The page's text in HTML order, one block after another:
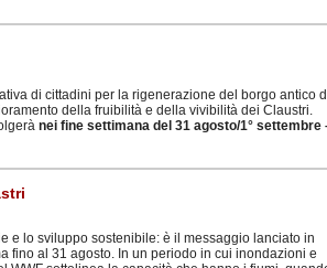
di cittadini per la rigenerazione del borgo antico
della fruibilità e della vivibilità dei Claustri.
nei fine settimana del 31 agosto/1° settembre
e lo sviluppo sostenibile: è il messaggio lanciato in
fino al 31 agosto. In un periodo in cui inondazioni e